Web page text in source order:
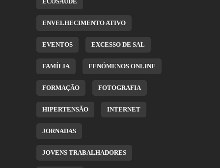
ENVELHECIMENTO ATIVO
EVENTOS EXCESSO DE SAL
FAMÍLIA FENÓMENOS ONLINE
FORMAÇÃO FOTOGRAFIA
HIPERTENSÃO INTERNET
JORNADAS
JOVENS TRABALHADORES